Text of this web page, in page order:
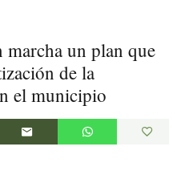
un plan que
de la
el municipio